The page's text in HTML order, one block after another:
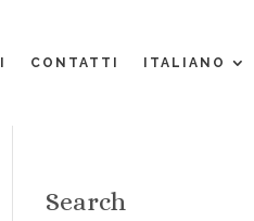
CONTATTI ITALIANO
Search